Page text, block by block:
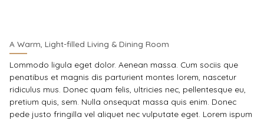
A Warm, Light-filled Living & Dining Room
Lommodo ligula eget dolor. Aenean massa. Cum sociis que
penatibus et magnis dis parturient montes lorem, nascetur
ridiculus mus. Donec quam felis, ultricies nec, pellentesque eu,
pretium quis, sem. Nulla onsequat massa quis enim. Donec
pede justo fringilla vel aliquet nec vulputate eget. Lorem ispum